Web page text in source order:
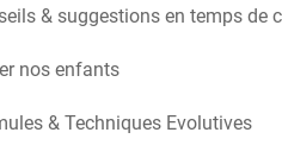
& suggestions en temps de
nos enfants
& Techniques Evolutives